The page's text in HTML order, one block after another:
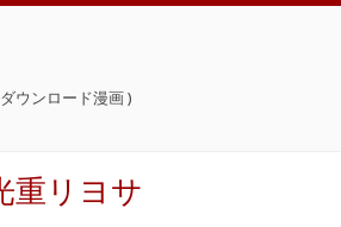
ウンロード漫画 )
重リヨサ